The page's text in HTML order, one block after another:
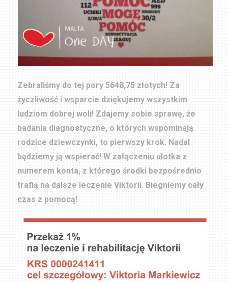
Zebraliśmy do tej pory 5648,75 złotych! Za
życzliwość i wsparcie dziękujemy wszystkim
ludziom dobrej woli! Zdajemy sobie sprawę, że
badania diagnostyczne, o których wspominają
rodzice dziewczynki, to pierwszy krok. Nadal
będziemy ją wspierać! W załączeniu ulotka z
numerem konta, z którego środki bezpośrednio
trafią na dalsze leczenie Viktorii. Biegniemy cały
czas z pomocą!